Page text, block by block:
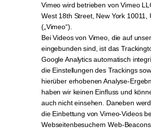
Vimeo wird betrieben von Vimeo
West 18th Street, New York 10011,
(„Vimeo“).
Bei Videos von Vimeo, die auf
eingebunden sind, ist das
Google Analytics automatisch
die Einstellungen des Trackings
hierüber erhobenen Analyse-
haben wir keinen Einfluss und
auch nicht einsehen. Daneben
die Einbettung von Vimeo-Videos
Webseitenbesuchern Web-Beacons